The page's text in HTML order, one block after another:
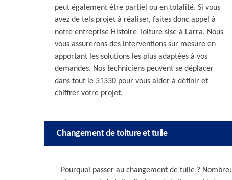
peut également être partiel ou en totalité. Si vous
avez de tels projet à réaliser, faites donc appel à
notre entreprise Histoire Toiture sise à Larra. Nous
vous assurerons des interventions sur mesure en
apportant les solutions les plus adaptées à vos
demandes. Nos techniciens peuvent se déplacer
dans tout le 31330 pour vous aider à définir et
chiffrer votre projet.
Changement de toiture et tuile
Pourquoi passer au changement de tuile ?